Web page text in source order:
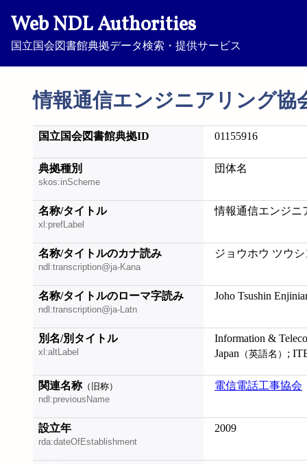
Web NDL Authorities
国立国会図書館典拠データ検索・提供サービス
情報通信エンジニアリング協
国立国会図書館典拠ID 01155916
典拠種別
skos:inScheme
団体名
名称/タイトル
xl:prefLabel
情報通信エンジニ
名称/タイトルのカナ読み
ndl:transcription@ja-Kana
ジョウホウ ツウ
名称/タイトルのローマ字読み
ndl:transcription@ja-Latn
Joho Tsushin
別名/別タイトル
xl:altLabel
Information &
Japan （英語名） ;
関連名称（旧称）
ndl:previousName
電信電話工事協会
設立年
rda:dateOfEstablishment
2009